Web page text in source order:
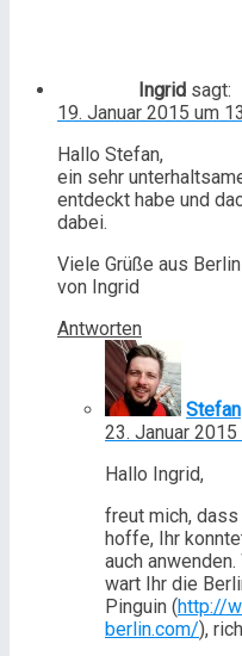
Ingrid sagt:
19. Januar 2015 um
Hallo Stefan,
ein sehr
entdeckt habe und
dabei.
Viele Grüße aus Berlin
von Ingrid
Antworten
Stefan
23. Januar 2015
Hallo Ingrid,
freut mich,
hoffe, Ihr
auch
wart Ihr die
Pinguin (http://
berlin.com/),